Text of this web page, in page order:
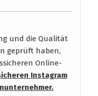
und die Qualität
geprüft haben,
Online-
Instagram